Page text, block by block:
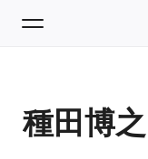
ホーム
種田博之